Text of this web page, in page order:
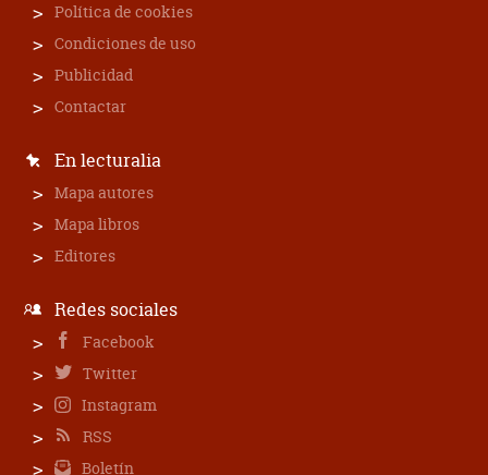
Política de cookies
Condiciones de uso
Publicidad
Contactar
En lecturalia
Mapa autores
Mapa libros
Editores
Redes sociales
Facebook
Twitter
Instagram
RSS
Boletín